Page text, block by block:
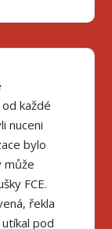
každé
nuceni
bylo
může
FCE.
řekla
pod